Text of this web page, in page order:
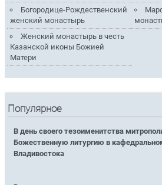
Богородице-Рождественский
женский монастырь
Женский монастырь в честь
Казанской иконы Божией
Матери
Популярное
В день своего тезоименитства
Божественную литургию в
Владивостока